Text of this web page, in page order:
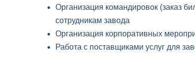
Организация командировок (заказ
сотрудникам завода
Организация корпоративных
Работа с поставщиками услуг для